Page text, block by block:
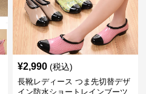
¥2,990 (税込)
長靴レディース つま先切替デザ
イン防水ショートレインブーツ